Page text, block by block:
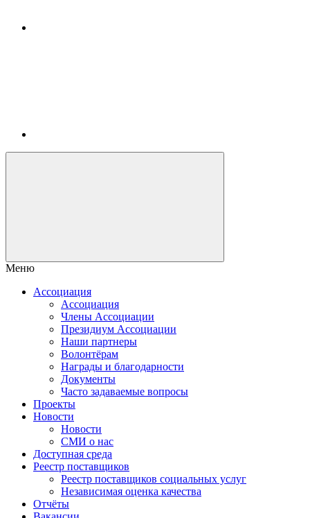
Меню
Ассоциация
Ассоциация
Члены Ассоциации
Президиум Ассоциации
Наши партнеры
Волонтёрам
Награды и благодарности
Документы
Часто задаваемые вопросы
Проекты
Новости
Новости
СМИ о нас
Доступная среда
Реестр поставщиков
Реестр поставщиков социальных услуг
Независимая оценка качества
Отчёты